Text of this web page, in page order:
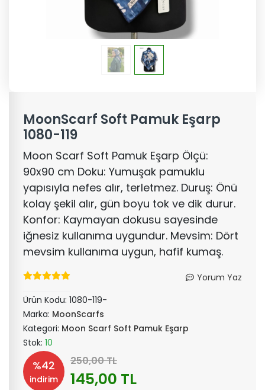
MoonScarf Soft Pamuk Eşarp
1080-119
Moon Scarf Soft Pamuk Eşarp Ölçü:
90x90 cm Doku: Yumuşak pamuklu
yapısıyla nefes alır, terletmez. Duruş: Önü
kolay şekil alır, gün boyu tok ve dik durur.
Konfor: Kaymayan dokusu sayesinde
iğnesiz kullanıma uygundur. Mevsim: Dört
mevsim kullanıma uygun, hafif kumaş.
Yorum Yaz
Ürün Kodu: 1080-119-
Marka: MoonScarfs
Kategori: Moon Scarf Soft Pamuk Eşarp
Stok: 10
%42
indirim
250,00 TL
145,00 TL